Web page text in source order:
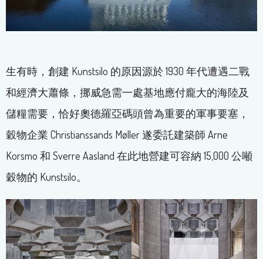
生有時，創建 Kunstsilo 的原因源於 1930 年代遭遇二戰
和經濟大蕭條，挪威急需一處基地應付龐大的海陸及
儲糧需要，恰好奧德羅亞碼頭曾為重要的軍事要塞，
穀物企業 Christianssands Møller 遂委託建築師 Arne
Korsmo 和 Sverre Aasland 在此地營建可容納 15,000 公噸
穀物的 Kunstsilo。